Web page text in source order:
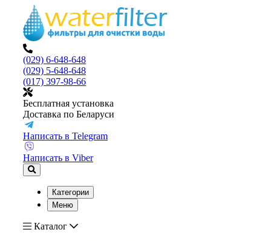
(029) 6-648-648
(029) 5-648-648
(017) 397-98-66
Бесплатная установка
Доставка по Беларуси
Написать в Telegram
Написать в Viber
Категории
Меню
Каталог